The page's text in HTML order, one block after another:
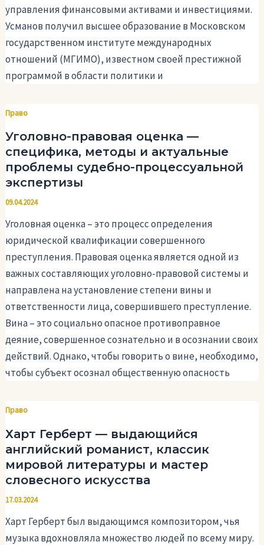
управления финансовыми активами и инвестициями.
Усманов получил высшее образование в Московском
государственном институте международных
отношений (МГИМО), известном своей престижной
программой в области политики и
Право
Уголовно-правовая оценка —
специфика, методы и актуальные
проблемы судебно-процессуальной
экспертизы
09.04.2024
Уголовная оценка – это процесс определения
юридической квалификации совершенного
преступления. Правовая оценка является одной из
важных составляющих уголовно-правовой системы и
направлена на установление степени вины и
ответственности лица, совершившего преступление.
Вина – это социально опасное противоправное
деяние, совершенное сознательно и в осознании своих
действий. Однако, чтобы говорить о вине, необходимо,
чтобы субъект осознал общественную опасность
Право
Харт Герберт — выдающийся
английский романист, классик
мировой литературы и мастер
словесного искусства
17.03.2024
Харт Герберт был выдающимся композитором, чья
музыка вдохновляла множество людей по всему миру.